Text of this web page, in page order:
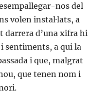
nos del
volen instal·lats, a
darrera d’una xifra hi
sentiments, a qui la
i que, malgrat
que tenen nom i